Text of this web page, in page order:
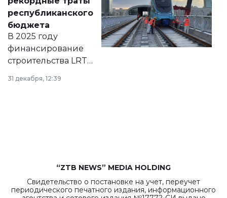
нормативных
правовых актов и
на сайте маслихат
города.
республиканского
бюджета
В 2025 году
финансирование
строительства LRT
в Астане из
республиканского
31 декабря, 12:39
“ZTB NEWS” MEDIA HOLDING
Свидетельство о постановке на учет, переучет
периодического печатного издания, информационного